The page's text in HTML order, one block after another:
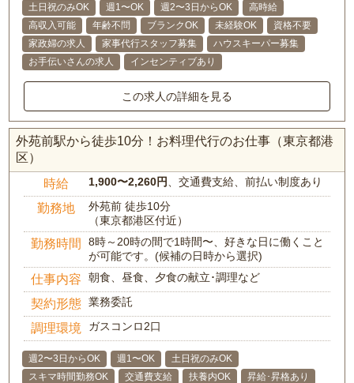
土日祝のみOK 週1〜OK 週2〜3日からOK
高時給
高収入可能
年齢不問 ブランクOK 未経験OK
資格不要
家政婦の求人
家事代行スタッフ募集
ハウスキーパー募集
お手伝いさんの求人
インセンティブあり
この求人の詳細を見る
外苑前駅から徒歩10分！お料理代行のお仕事（東京都港
区）
時給 1,900〜2,260円 、交通費支給、前払い制度あり
勤務地
外苑前 徒歩10分
（東京都港区付近）
勤務時間
8時～20時の間で1時間〜、好きな日に働くこと
が可能です。(候補の日時から選択)
仕事内容 朝食、昼食、夕食の献立･調理など
契約形態 業務委託
調理環境 ガスコンロ2口
週2〜3日からOK 週1〜OK
土日祝のみOK
スキマ時間勤務OK
交通費支給 扶養内OK
昇給･昇格あり